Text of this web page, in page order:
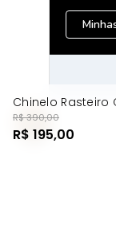
Chinelo
R$ 390,00
R$ 195,00